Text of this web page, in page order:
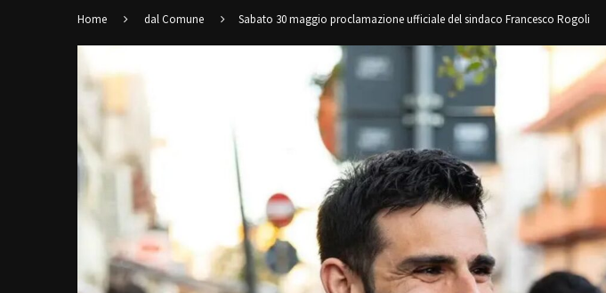
Home dal Comune Sabato 30 maggio proclamazione ufficiale del sindaco Francesco Rogoli